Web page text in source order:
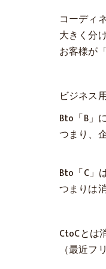
コーディ
大きく分
お客様が
ビジネス
Bto「B」
つまり、
Bto「C」
つまりは
CtoCとは
（最近フ